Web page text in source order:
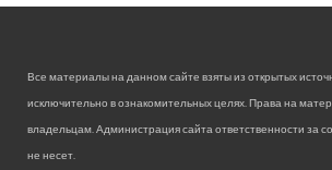
Все материалы на данном сайте взяты из открытых
исключительно в ознакомительных целях. Права на
владельцам. Администрация сайта ответственности за
не несет.